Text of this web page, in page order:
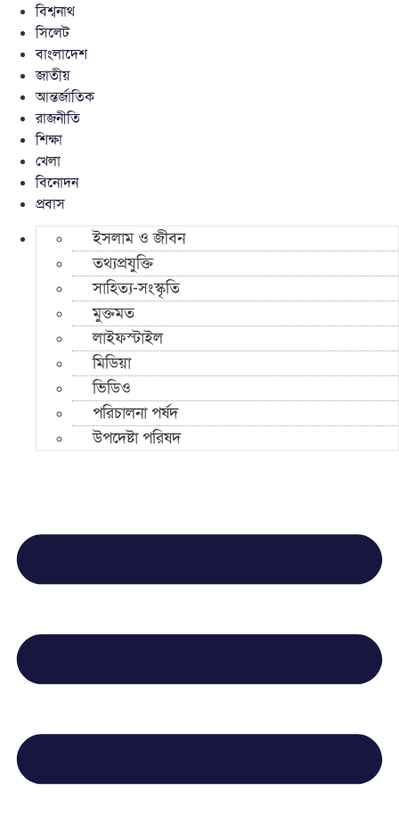
বিশ্বনাথ
সিলেট
বাংলাদেশ
জাতীয়
আন্তর্জাতিক
রাজনীতি
শিক্ষা
খেলা
বিনোদন
প্রবাস
ইসলাম ও জীবন
তথ্যপ্রযুক্তি
সাহিত্য-সংস্কৃতি
মুক্তমত
লাইফস্টাইল
মিডিয়া
ভিডিও
পরিচালনা পর্ষদ
উপদেষ্টা পরিষদ